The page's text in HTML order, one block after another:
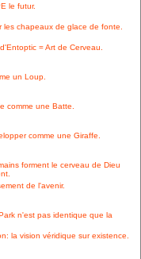
le futur.
les chapeaux de glace de fonte.
= Art de Cerveau.
un Loup.
comme une Batte.
comme une Giraffe.
forment le cerveau de Dieu
de l'avenir.
n'est pas identique que la
la vision véridique sur existence.